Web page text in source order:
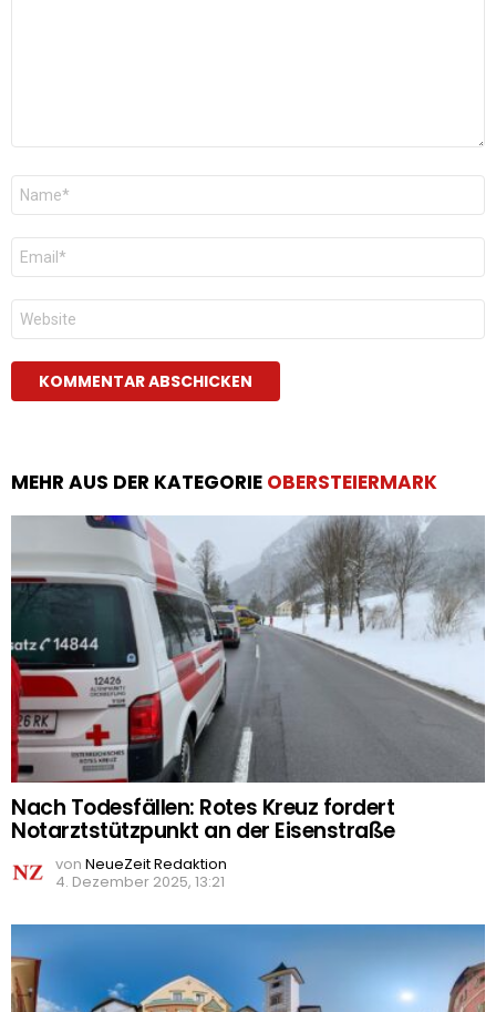
Name
E-
Mail
*
Website
MEHR AUS DER KATEGORIE OBERSTEIERMARK
Nach Todesfällen: Rotes Kreuz fordert
Notarztstützpunkt an der Eisenstraße
von NeueZeit Redaktion
4. Dezember 2025, 13:21